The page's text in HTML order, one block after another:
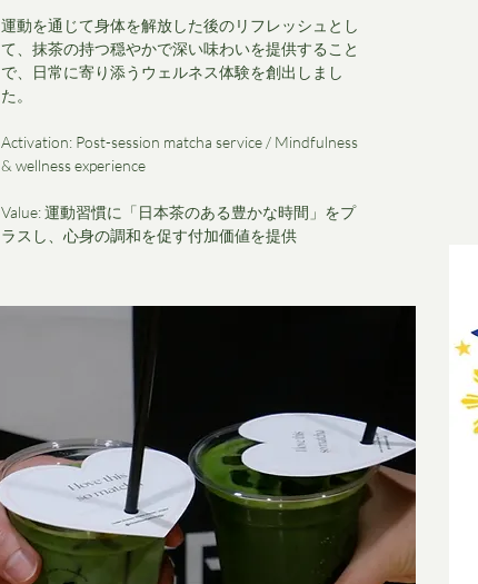
運動を通じて身体を解放した後のリフレッシュとし
て、抹茶の持つ穏やかで深い味わいを提供すること
で、日常に寄り添うウェルネス体験を創出しまし
た。
Activation: Post-session matcha service / Mindfulness
& wellness experience
Value: 運動習慣に「日本茶のある豊かな時間」をプ
ラスし、心身の調和を促す付加価値を提供